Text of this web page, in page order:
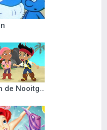
Jake en de Nooitgedacht Piraten